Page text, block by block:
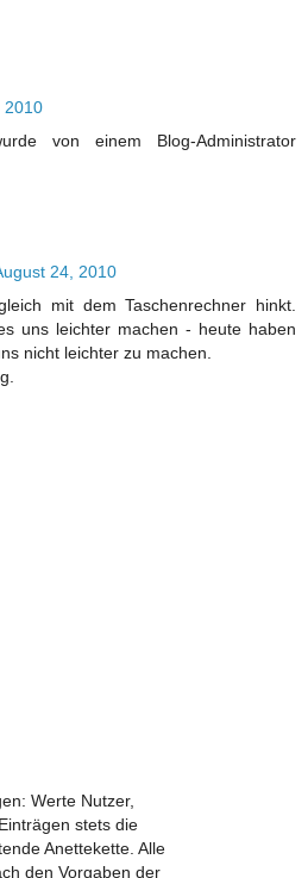
2010
von einem Blog-Administrator
24, 2010
mit dem Taschenrechner hinkt.
uns leichter machen - heute haben
nicht leichter zu machen.
Werte Nutzer,
stets die
Anettekette. Alle
den Vorgaben der